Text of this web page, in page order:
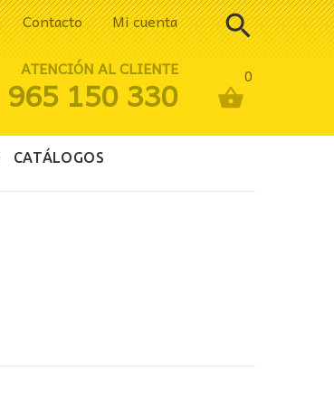
Contacto Mi cuenta
0
ATENCIÓN AL CLIENTE
965 150 330
CATÁLOGOS